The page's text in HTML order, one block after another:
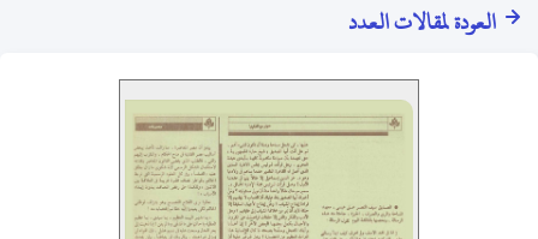
العودة لمقالات العدد